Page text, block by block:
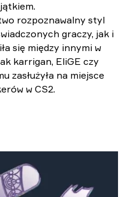
rozpoznawalny styl
graczy, jak i
się między innymi w
karrigan, EliGE czy
zasłużyła na miejsce
w CS2.